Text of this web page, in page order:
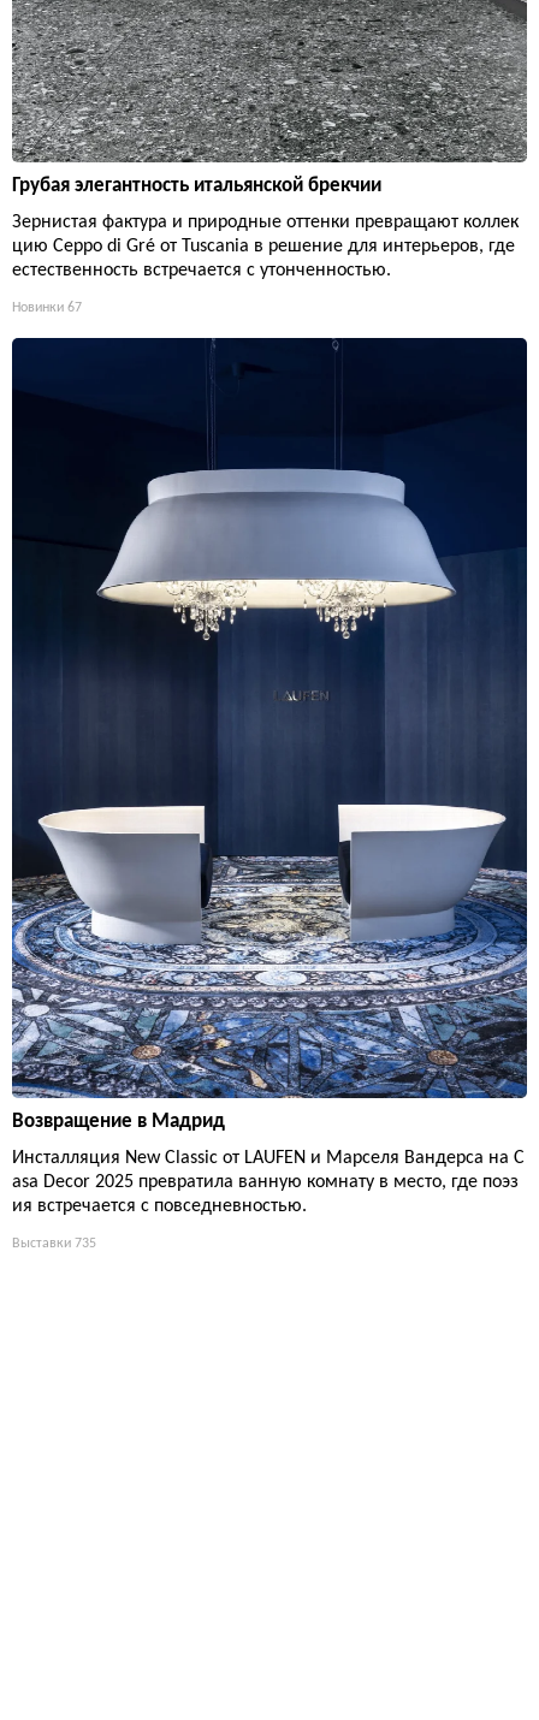
Грубая элегантность итальянской брекчии
Зернистая фактура и природные оттенки превращают коллек
цию Ceppo di Gré от Tuscania в решение для интерьеров, где
естественность встречается с утонченностью.
Новинки 67
Возвращение в Мадрид
Инсталляция New Classic от LAUFEN и Марселя Вандерса на C
asa Decor 2025 превратила ванную комнату в место, где поэз
ия встречается с повседневностью.
Выставки 735